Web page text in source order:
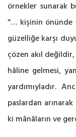
örnekler sunarak
“… kişinin önünde
güzelliğe karşı
çözen akıl değildir,
hâline gelmesi,
yardımıyladır.
paslardan arınarak
ki mânâların ve